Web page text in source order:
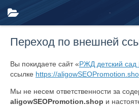
Переход по внешней
Вы покидаете сайт «РЖД детский
ссылке https://
Мы не несем ответственности за
aligowSEOPromotion.shop и